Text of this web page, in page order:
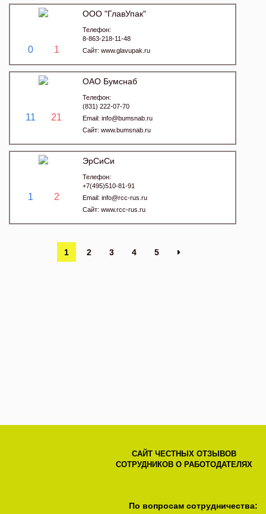
0 1
ООО "ГлавУпак"
Телефон:
8-863-218-11-48
Сайт: www.glavupak.ru
11 21
ОАО Бумснаб
Телефон:
(831) 222-07-70
Email: info@bumsnab.ru
Сайт: www.bumsnab.ru
1 2
ЭрСиСи
Телефон:
+7(495)510-81-91
Email: info@rcc-rus.ru
Сайт: www.rcc-rus.ru
1 2 3 4 5
САЙТ ЧЕСТНЫХ ОТЗЫВОВ
СОТРУДНИКОВ О РАБОТОДАТЕЛЯХ
По вопросам сотрудничества: